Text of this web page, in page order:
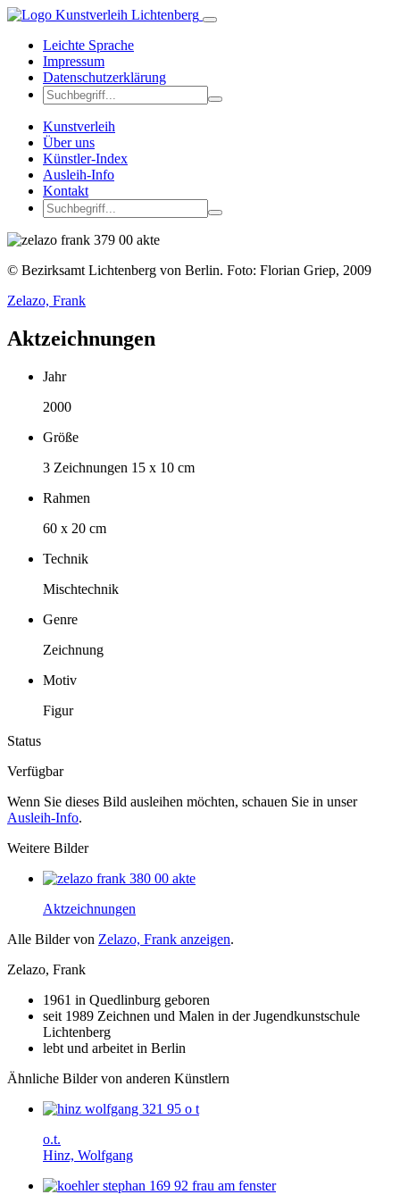
Leichte Sprache
Impressum
Datenschutzerklärung
Kunstverleih
Über uns
Künstler-Index
Ausleih-Info
Kontakt
© Bezirksamt Lichtenberg von Berlin. Foto: Florian Griep, 2009
Zelazo, Frank
Akt­zeichnungen
Jahr
2000
Größe
3 Zeichnungen 15 x 10 cm
Rahmen
60 x 20 cm
Technik
Mischtechnik
Genre
Zeichnung
Motiv
Figur
Status
Verfügbar
Wenn Sie dieses Bild ausleihen möchten, schauen Sie in unser
Ausleih-Info.
Weitere Bilder
Akt­zeichnungen
Alle Bilder von Zelazo, Frank anzeigen.
Zelazo, Frank
1961 in Quedlinburg geboren
seit 1989 Zeichnen und Malen in der Jugendkunstschule
Lichtenberg
lebt und arbeitet in Berlin
Ähnliche Bilder von anderen Künstlern
o.t.
Hinz, Wolfgang